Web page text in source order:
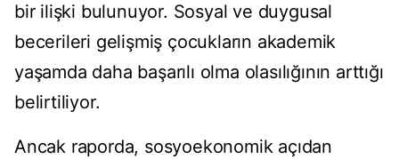
bir ilişki bulunuyor. Sosyal ve duygusal
becerileri gelişmiş çocukların akademik
yaşamda daha başarılı olma olasılığının arttığı
belirtiliyor.
Ancak raporda, sosyoekonomik açıdan